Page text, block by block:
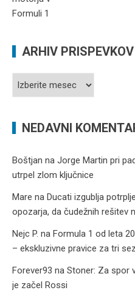
ARHIV PRISPEVKOV
Arhiv
NEDAVNI
Boštjan na Jorge Martin pri
utrpel zlom ključnice
Mare na Ducati izgublja
opozarja, da čudežnih rešitev
Nejc P. na Formula 1 od leta
– ekskluzivne pravice za tri
Forever93 na Stoner: Za spor
je začel Rossi